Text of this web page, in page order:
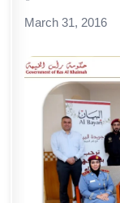
March 31, 2016